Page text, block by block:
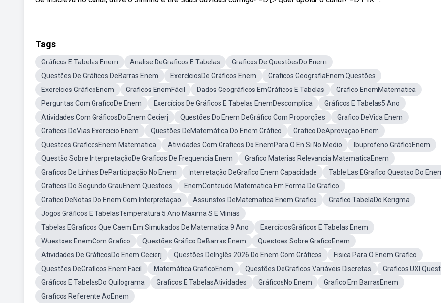
Tags
Gráficos E Tabelas Enem Analise DeGraficos E Tabelas
Graficos De QuestõesDo Enem
Questões De Gráficos DeBarras Enem
ExercíciosDe Gráficos Enem
Graficos GeografiaEnem Questões
Exercícios GráficoEnem
Graficos EnemFácil Dados Geográficos EmGráficos E Tabelas
Grafico EnemMatematica
Perguntas Com GraficoDe Enem
Exercícios De Gráficos E Tabelas EnemDescomplica
Gráficos E Tabelas5 Ano
Atividades Com GráficosDo Enem Cecierj
Questões Do Enem DeGráfico Com Proporções
Grafico DeVida Enem
Graficos DeVias Exercicio Enem
Questões DeMatemática Do Enem Gráfico
Grafico DeAprovaçao Enem
Questoes GraficosEnem Matematica
Atividades Com Graficos Do EnemPara O En Si No Medio
Ibuprofeno GráficoEnem
Questão Sobre InterpretaçãoDe Graficos De Frequencia Enem
Grafico Matérias Relevancia MatematicaEnem
Graficos De Linhas DeParticipação No Enem
Interretação DeGrafico Enem Capacidade
Table Las EGrafico Questao Do
Graficos Do Segundo GrauEnem Questoes
EnemConteudo Matematica Em Forma De Grafico
Grafico DeNotas Do Enem Com Interpretaçao
Assunstos DeMatematica Enem Grafico
Grafico TabelaDo Kerigma
Jogos Gráficos E TabelasTemperatura 5 Ano Maxima S E Minias
Tabelas EGraficos Que Caem Em Simukados De Matematica 9 Ano
ExercíciosGráficos E Tabelas Enem
Wuestoes EnemCom Grafico
Questões Gráfico DeBarras Enem
Questoes Sobre GraficoEnem
Atividades De GráficosDo Enem Cecierj
Questões DeInglês 2026 Do Enem Com Gráficos
Fisica Para O Enem Grafico
Questões DeGraficos Enem Facil
Matemática GraficoEnem Questões DeGraficos Variáveis Discretas
Graficos UXI
Gráficos E TabelasDo Quilograma
Graficos E TabelasAtividades GráficosNo Enem
Grafico Em BarrasEnem
Graficos Referente AoEnem